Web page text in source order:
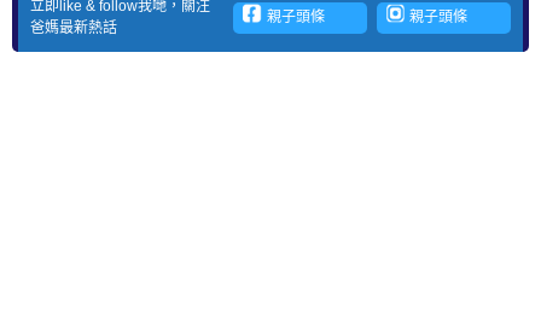
立即like & follow我哋，關注
爸媽最新熱話
親子頭條 親子頭條